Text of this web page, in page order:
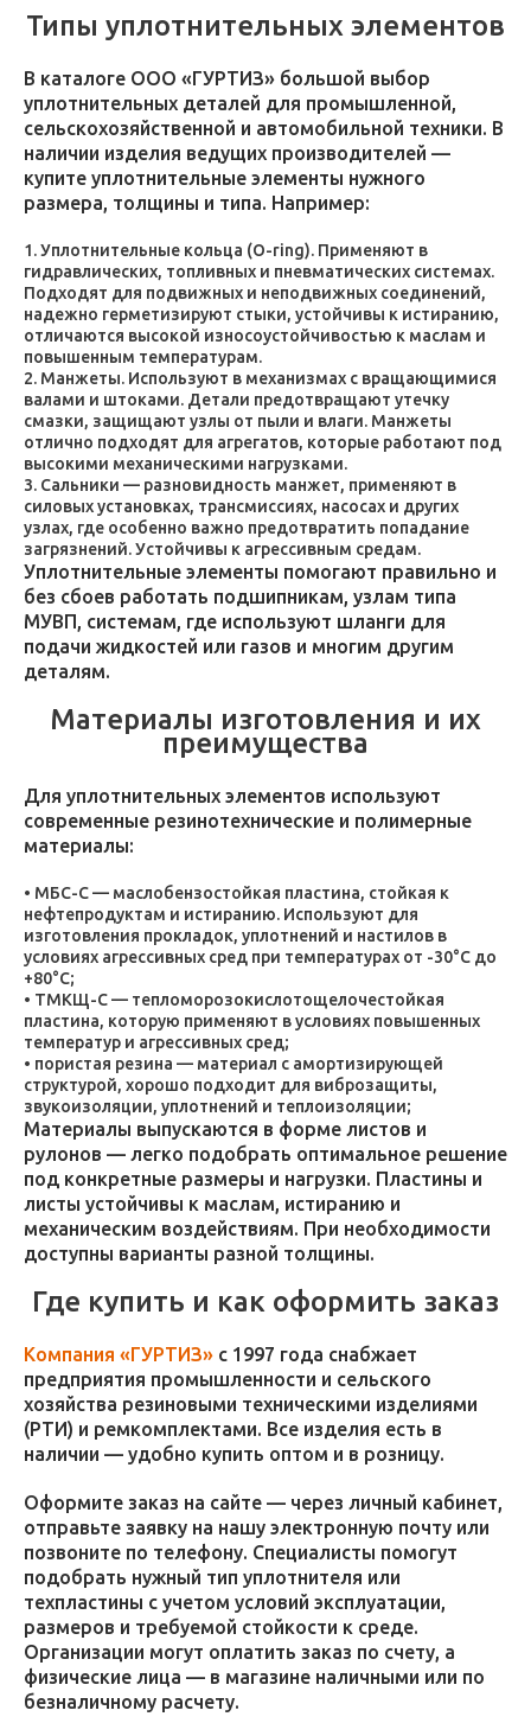
Типы уплотнительных элементов
В каталоге ООО «ГУРТИЗ» большой выбор
уплотнительных деталей для промышленной,
сельскохозяйственной и автомобильной техники. В
наличии изделия ведущих производителей —
купите уплотнительные элементы нужного
размера, толщины и типа. Например:
Уплотнительные кольца (O-ring). Применяют в
гидравлических, топливных и пневматических системах.
Подходят для подвижных и неподвижных соединений,
надежно герметизируют стыки, устойчивы к истиранию,
отличаются высокой износоустойчивостью к маслам и
повышенным температурам.
Манжеты. Используют в механизмах с вращающимися
валами и штоками. Детали предотвращают утечку
смазки, защищают узлы от пыли и влаги. Манжеты
отлично подходят для агрегатов, которые работают под
высокими механическими нагрузками.
Сальники — разновидность манжет, применяют в
силовых установках, трансмиссиях, насосах и других
узлах, где особенно важно предотвратить попадание
загрязнений. Устойчивы к агрессивным средам.
Уплотнительные элементы помогают правильно и
без сбоев работать подшипникам, узлам типа
МУВП, системам, где используют шланги для
подачи жидкостей или газов и многим другим
деталям.
Материалы изготовления и их
преимущества
Для уплотнительных элементов используют
современные резинотехнические и полимерные
материалы:
МБС-С — маслобензостойкая пластина, стойкая к
нефтепродуктам и истиранию. Используют для
изготовления прокладок, уплотнений и настилов в
условиях агрессивных сред при температурах от -30°C до
+80°C;
ТМКЩ-С — тепломорозокислотощелочестойкая
пластина, которую применяют в условиях повышенных
температур и агрессивных сред;
пористая резина — материал с амортизирующей
структурой, хорошо подходит для виброзащиты,
звукоизоляции, уплотнений и теплоизоляции;
Материалы выпускаются в форме листов и
рулонов — легко подобрать оптимальное решение
под конкретные размеры и нагрузки. Пластины и
листы устойчивы к маслам, истиранию и
механическим воздействиям. При необходимости
доступны варианты разной толщины.
Где купить и как оформить заказ
Компания «ГУРТИЗ» с 1997 года снабжает
предприятия промышленности и сельского
хозяйства резиновыми техническими изделиями
(РТИ) и ремкомплектами. Все изделия есть в
наличии — удобно купить оптом и в розницу.
Оформите заказ на сайте — через личный кабинет,
отправьте заявку на нашу электронную почту или
позвоните по телефону. Специалисты помогут
подобрать нужный тип уплотнителя или
техпластины с учетом условий эксплуатации,
размеров и требуемой стойкости к среде.
Организации могут оплатить заказ по счету, а
физические лица — в магазине наличными или по
безналичному расчету.